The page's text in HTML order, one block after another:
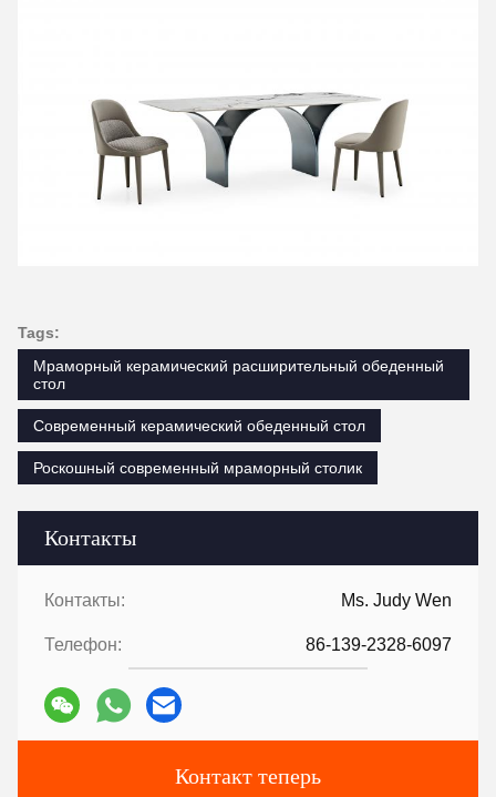
Контакты
Контакты: Ms. Judy Wen
Телефон: 86-139-2328-6097
Контакт теперь
Tags:
Мраморный керамический расширительный обеденный
стол
Современный керамический обеденный стол
Роскошный современный мраморный столик